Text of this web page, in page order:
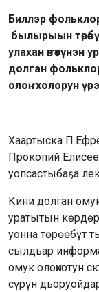
Биллэр
былырыын
улахан өҥөтүнэн
долган
олоҥхолорун
Хаартыска
Прокопий
уопсастыбаҕа
Кини долган
уратытын
уонна төрөөбүт
сылдьар
омук олоҥхотун
сүрүн